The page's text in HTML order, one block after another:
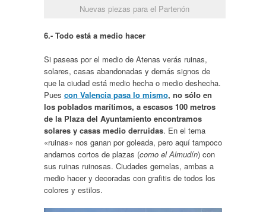
Nuevas piezas para el Partenón
6.- Todo está a medio hacer
Si paseas por el medio de Atenas verás ruinas,
solares, casas abandonadas y demás signos de
que la ciudad está medio hecha o medio deshecha.
Pues con Valencia pasa lo mismo, no sólo en
los poblados marítimos, a escasos 100 metros
de la Plaza del Ayuntamiento encontramos
solares y casas medio derruidas. En el tema
«ruinas» nos ganan por goleada, pero aquí tampoco
andamos cortos de plazas (como el Almudín) con
sus ruinas ruinosas. Ciudades gemelas, ambas a
medio hacer y decoradas con grafitis de todos los
colores y estilos.